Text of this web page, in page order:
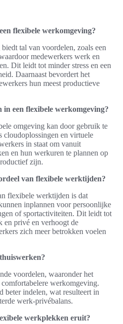
flexibele werkomgeving?
tal van voordelen, zoals een
medewerkers werk en
Dit leidt tot minder stress en een
Daarnaast bevordert het
hun meest productieve
een flexibele werkomgeving?
omgeving kan door gebruik te
cloudoplossingen en virtuele
in staat om vanuit
en hun werkuren te plannen op
zijn.
van flexibele werktijden?
flexibele werktijden is dat
inplannen voor persoonlijke
of sportactiviteiten. Dit leidt tot
en privé en verhoogt de
zich meer betrokken voelen
voordelen, waaronder het
werkomgeving.
beter indelen, wat resulteert in
werk-privébalans.
werkplekken eruit?